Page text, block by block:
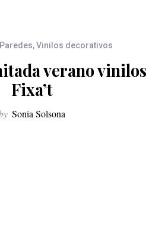
,Vinilos decorativos
verano vinilos
Fixa’t
Sonia Solsona